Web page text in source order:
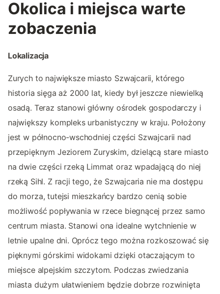
Okolica i miejsca warte
zobaczenia
Lokalizacja
Zurych to największe miasto Szwajcarii, którego
historia sięga aż 2000 lat, kiedy był jeszcze niewielką
osadą. Teraz stanowi główny ośrodek gospodarczy i
największy kompleks urbanistyczny w kraju. Położony
jest w północno-wschodniej części Szwajcarii nad
przepięknym Jeziorem Zuryskim, dzielącą stare miasto
na dwie części rzeką Limmat oraz wpadającą do niej
rzeką Sihl. Z racji tego, że Szwajcaria nie ma dostępu
do morza, tutejsi mieszkańcy bardzo cenią sobie
możliwość popływania w rzece biegnącej przez samo
centrum miasta. Stanowi ona idealne wytchnienie w
letnie upalne dni. Oprócz tego można rozkoszować się
pięknymi górskimi widokami dzięki otaczającym to
miejsce alpejskim szczytom. Podczas zwiedzania
miasta dużym ułatwieniem będzie dobrze rozwinięta